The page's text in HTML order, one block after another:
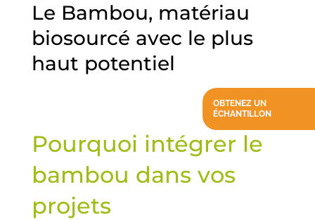
Le Bambou, matériau
biosourcé avec le plus
haut potentiel
Pourquoi intégrer le
bambou dans vos
projets
OBTENEZ UN
ÉCHANTILLON